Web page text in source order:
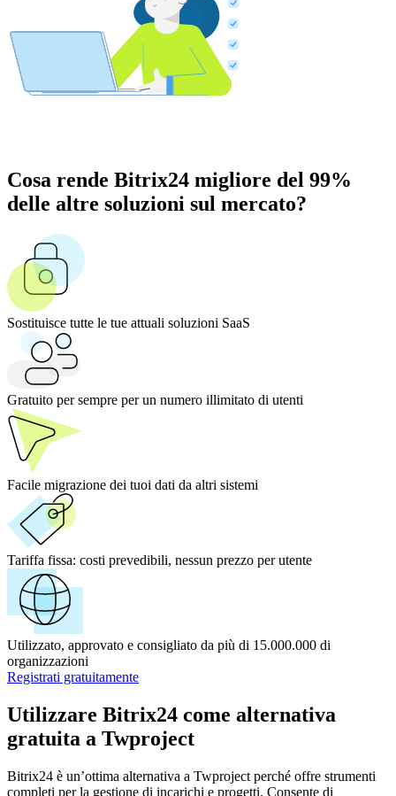
Cosa rende Bitrix24 migliore del 99%
delle altre soluzioni sul mercato?
Sostituisce tutte le tue attuali soluzioni SaaS
Gratuito per sempre per un numero illimitato di utenti
Facile migrazione dei tuoi dati da altri sistemi
Tariffa fissa: costi prevedibili, nessun prezzo per utente
Utilizzato, approvato e consigliato da più di 15.000.000 di
organizzazioni
Registrati gratuitamente
Utilizzare Bitrix24 come alternativa
gratuita a Twproject
Bitrix24 è un’ottima alternativa a Twproject perché offre strumenti
completi per la gestione di incarichi e progetti. Consente di